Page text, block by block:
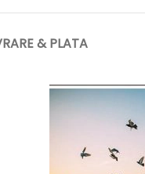
& PLATA